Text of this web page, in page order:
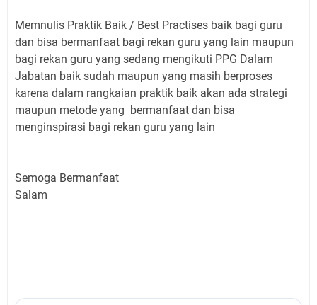
Memnulis Praktik Baik / Best Practises baik bagi guru
dan bisa bermanfaat bagi rekan guru yang lain maupun
bagi rekan guru yang sedang mengikuti PPG Dalam
Jabatan baik sudah maupun yang masih berproses
karena dalam rangkaian praktik baik akan ada strategi
maupun metode yang bermanfaat dan bisa
menginspirasi bagi rekan guru yang lain
Semoga Bermanfaat
Salam